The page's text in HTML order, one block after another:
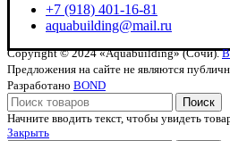
+7 (918) 401-16-81
aquabuilding@mail.ru
Copyright © 2024 «Aquabuilding» (Сочи).
Предложения на сайте не являются
Разработано BOND
Поиск
Начните вводить текст, чтобы увидеть
Закрыть